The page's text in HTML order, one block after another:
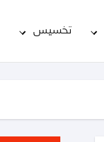
تخسيس